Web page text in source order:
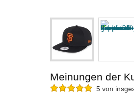
Meinungen der
5 von